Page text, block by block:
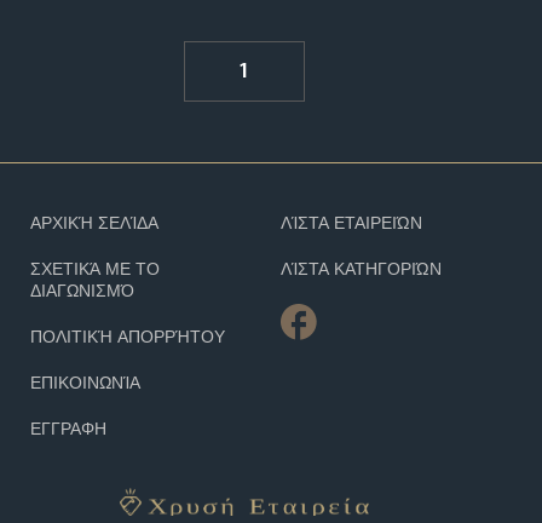
1
ΑΡΧΙΚΉ ΣΕΛΊΔΑ
ΣΧΕΤΙΚΆ ΜΕ ΤΟ
ΔΙΑΓΩΝΙΣΜΌ
ΠΟΛΙΤΙΚΉ ΑΠΟΡΡΉΤΟΥ
ΕΠΙΚΟΙΝΩΝΊΑ
ΕΓΓΡΑΦΗ
ΛΊΣΤΑ ΕΤΑΙΡΕΙΏΝ
ΛΊΣΤΑ ΚΑΤΗΓΟΡΙΏΝ